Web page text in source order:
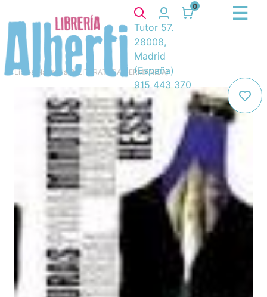
0
Tutor 57.
28008,
Madrid
(España)
915 443 370
Libros Narrativa/ 8. LITERATURA GERMANICA/